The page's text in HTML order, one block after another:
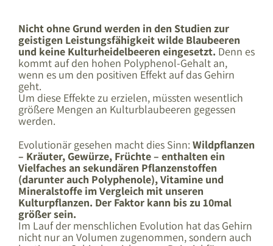
Nicht ohne Grund werden in den Studien zur
geistigen Leistungsfähigkeit wilde Blaubeeren
und keine Kulturheidelbeeren eingesetzt. Denn es
kommt auf den hohen Polyphenol-Gehalt an,
wenn es um den positiven Effekt auf das Gehirn
geht.
Um diese Effekte zu erzielen, müssten wesentlich
größere Mengen an Kulturblaubeeren gegessen
werden.
Evolutionär gesehen macht dies Sinn: Wildpflanzen
– Kräuter, Gewürze, Früchte – enthalten ein
Vielfaches an sekundären Pflanzenstoffen
(darunter auch Polyphenole), Vitamine und
Mineralstoffe im Vergleich mit unseren
Kulturpflanzen. Der Faktor kann bis zu 10mal
größer sein.
Im Lauf der menschlichen Evolution hat das Gehirn
nicht nur an Volumen zugenommen, sondern auch